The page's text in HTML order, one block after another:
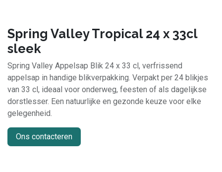
Spring Valley Tropical 24 x 33cl
sleek
Spring Valley Appelsap Blik 24 x 33 cl, verfrissend
appelsap in handige blikverpakking. Verpakt per 24 blikjes
van 33 cl, ideaal voor onderweg, feesten of als dagelijkse
dorstlesser. Een natuurlijke en gezonde keuze voor elke
gelegenheid.
Ons contacteren